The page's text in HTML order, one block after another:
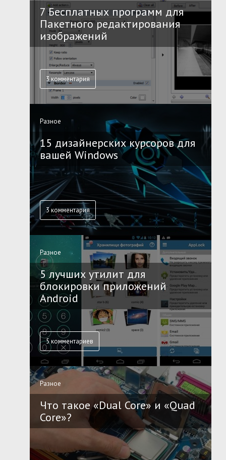
7 Бесплатных программ для
Пакетного редактирования
изображений
3 комментария
Разное
15 дизайнерских курсоров для
вашей Windows
3 комментария
Разное
5 лучших утилит для
блокировки приложений
Android
5 комментариев
Разное
Что такое «Dual Core» и «Quad
Core»?